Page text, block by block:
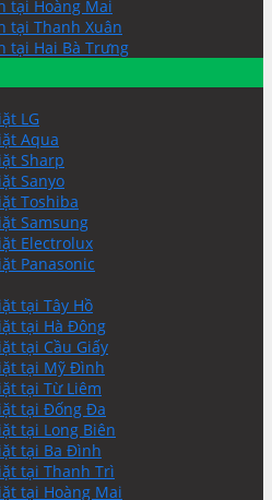
tại Hoàng Mai
tại Thanh Xuân
tại Hai Bà Trưng
LG
Aqua
Sharp
Sanyo
Toshiba
Samsung
Electrolux
Panasonic
tại Tây Hồ
tại Hà Đông
tại Cầu Giấy
tại Mỹ Đình
tại Từ Liêm
tại Đống Đa
tại Long Biên
tại Ba Đình
tại Thanh Trì
tại Hoàng Mai